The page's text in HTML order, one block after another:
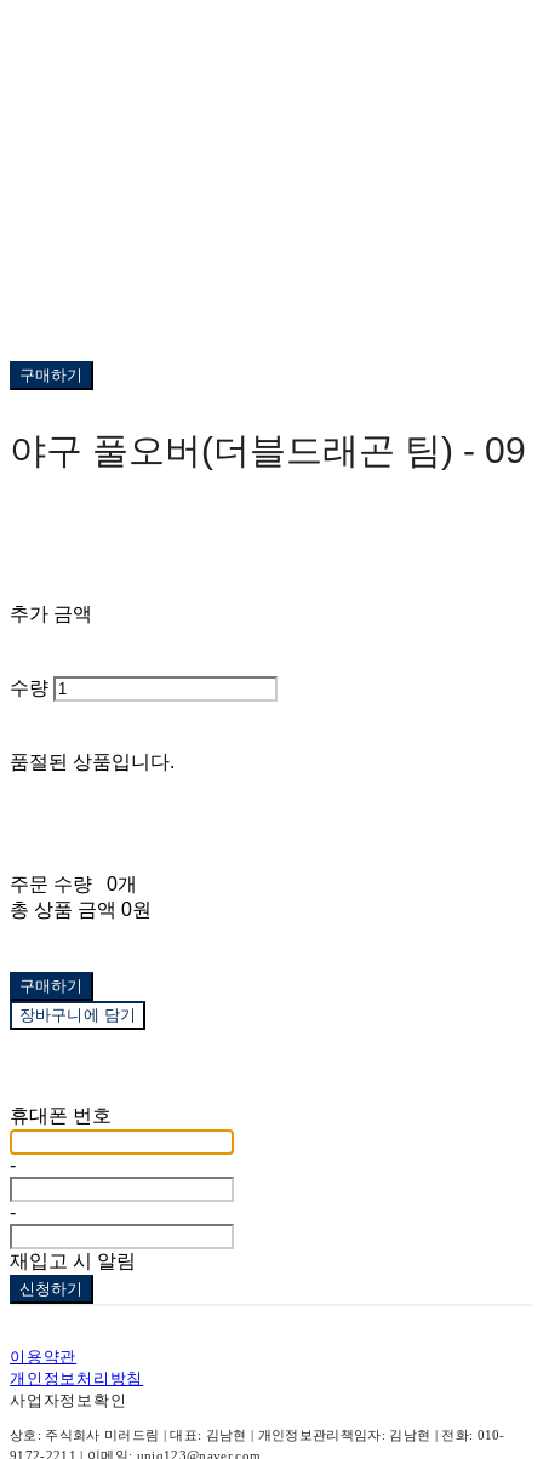
구매하기
야구 풀오버(더블드래곤 팀) - 09
추가 금액
수량
품절된 상품입니다.
주문 수량
0개
총 상품 금액 0원
구매하기
장바구니에 담기
휴대폰 번호
-
-
재입고 시 알림
신청하기
이용약관
개인정보처리방침
사업자정보확인
상호: 주식회사 미러드림 | 대표: 김남현 | 개인정보관리책임자: 김남현 | 전화: 010-
9172-2211 | 이메일: uniq123@naver.com